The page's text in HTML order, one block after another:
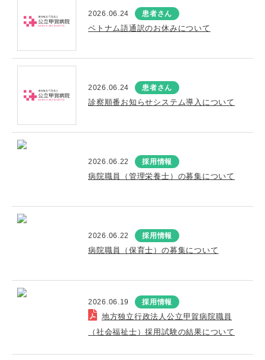
2026.06.24 患者さん
ベトナム語通訳のお休みについて
2026.06.24 患者さん
診察順番お知らせシステム導入について
2026.06.22 採用情報
病院職員（管理栄養士）の募集について
2026.06.22 採用情報
病院職員（保育士）の募集について
2026.06.19 採用情報
地方独立行政法人公立甲賀病院職員
（社会福祉士）採用試験の結果について